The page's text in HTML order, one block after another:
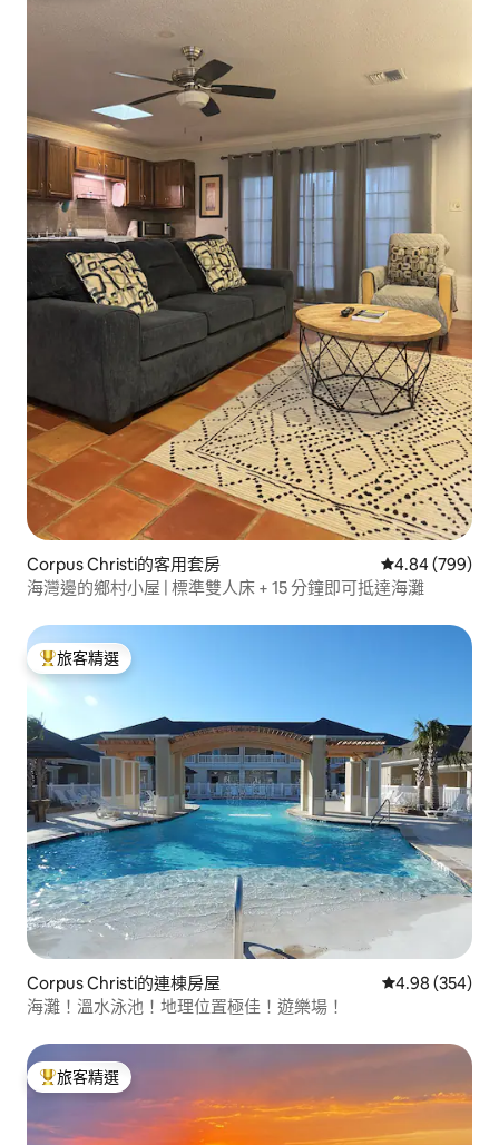
Corpus Christi的客用套房 從 799 則評價
4.84 (799)
海灣邊的鄉村小屋 | 標準雙人床 + 15 分鐘即可抵達海灘
旅客精選榜首
旅客精選
Corpus Christi的連棟房屋 從 354 則評價
4.98 (354)
海灘！溫水泳池！地理位置極佳！遊樂場！
旅客精選榜首
旅客精選